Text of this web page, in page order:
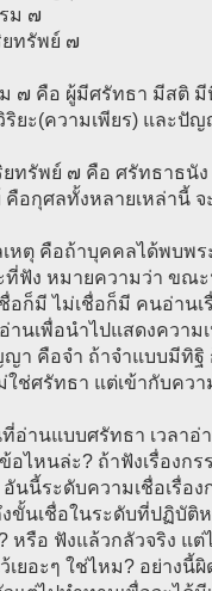
ม ๗
ทรัพย์ ๗
๗ คือ ผู้มีศรัทธา มีสติ
ริยะ(ความเพียร) และปั
ทรัพย์ ๗ คือ ศรัทธาธนั
อกุศลทั้งหลายเหล่านี้ จ
หตุ คือถ้าบุคคลได้พบพร
ฟัง หมายความว่า ขณะ
อก็มี ไม่เชื่อก็มี คนอ่าน
านเพื่อนำไปแสดงความ
า คือจำ ถ้าจำแบบมีทิฐิ
ใช่ศรัทธา แต่เข้ากับคว
อ่านแบบศรัทธา เวลาอ่
อไหนล่ะ? ถ้าฟังเรื่องก
นนี้ระดับความเชื่อเรื่อ
งขั้นเชื่อในระดับที่ปฏิบัติ
หรือ ฟังแล้วกลัวจริง แต่
ว้เยอะๆ ใช่ไหม? อย่าง